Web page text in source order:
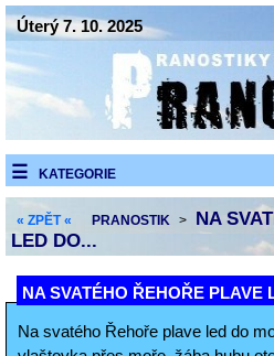
Úterý 7. 10. 2025
KATEGORIE
« ZPĚT « PRANOSTIK >
NA
LED DO...
NA SVATÉHO ŘEHOŘE PLAVE
Na svatého Řehoře plave led do